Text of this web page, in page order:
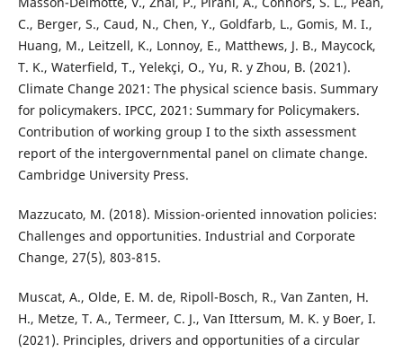
C., Berger, S., Caud, N., Chen, Y., Goldfarb, L., Gomis, M. I.,
Huang, M., Leitzell, K., Lonnoy, E., Matthews, J. B., Maycock,
T. K., Waterfield, T., Yelekçi, O., Yu, R. y Zhou, B. (2021).
Climate Change 2021: The physical science basis. Summary
for policymakers. IPCC, 2021: Summary for Policymakers.
Contribution of working group I to the sixth assessment
report of the intergovernmental panel on climate change.
Cambridge University Press.
Mazzucato, M. (2018). Mission-oriented innovation policies:
Challenges and opportunities. Industrial and Corporate
Change, 27(5), 803-815.
Muscat, A., Olde, E. M. de, Ripoll-Bosch, R., Van Zanten, H.
H., Metze, T. A., Termeer, C. J., Van Ittersum, M. K. y Boer, I.
(2021). Principles, drivers and opportunities of a circular